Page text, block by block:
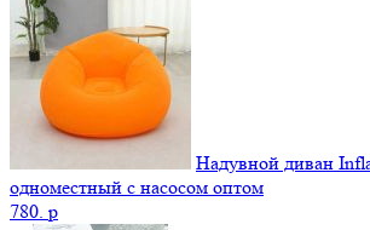
Надувной диван
одноместный с насосом оптом
780. p